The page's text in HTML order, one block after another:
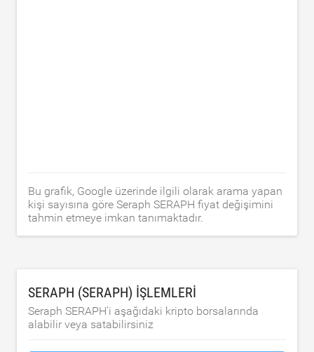
Bu grafik, Google üzerinde ilgili olarak arama yapan
kişi sayısına göre Seraph SERAPH fiyat değişimini
tahmin etmeye imkan tanımaktadır.
SERAPH (SERAPH) IŞLEMLERI
Seraph SERAPH'i aşağıdaki kripto borsalarında
alabilir veya satabilirsiniz